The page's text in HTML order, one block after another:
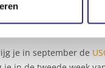
2024
je in september de